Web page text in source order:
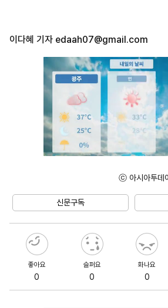
이다혜 기자 edaah07@gmail.com
ⓒ 아시아투데
신문구독
좋아요
0
슬퍼요
0
화나요
0